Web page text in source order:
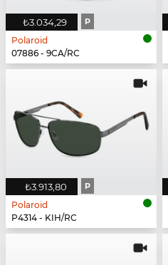
₺3.034,29 P
Polaroid
07886 - 9CA/RC
₺3.913,80 P
Polaroid
P4314 - KIH/RC